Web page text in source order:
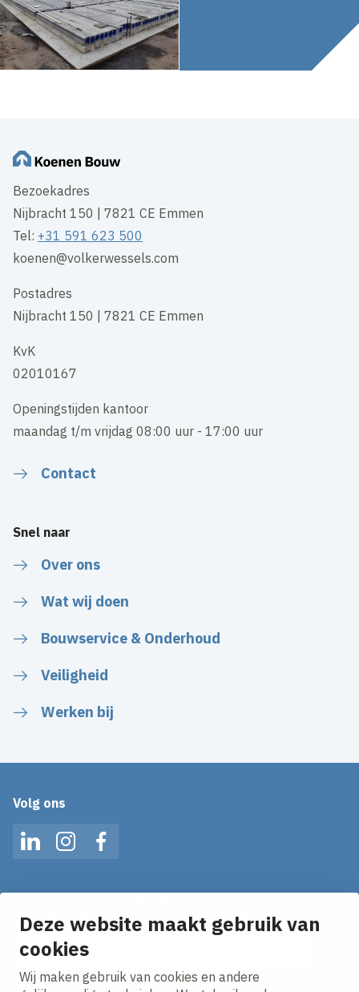
Deze website maakt gebruik van
cookies
Wij maken gebruik van cookies en andere
Bezoekadres
Nijbracht 150 | 7821 CE Emmen
Tel: +31 591 623 500
koenen@volkerwessels.com
Postadres
Nijbracht 150 | 7821 CE Emmen
KvK
02010167
Openingstijden kantoor
maandag t/m vrijdag 08:00 uur - 17:00 uur
Contact
Snel naar
Over ons
Wat wij doen
Bouwservice & Onderhoud
Veiligheid
Werken bij
Volg ons
LinkedInInstagramFacebook
Ontvang onze nieuws alerts in je mailbox!
E-mailadres
Ik ga akkoord met hetprivacy statement.